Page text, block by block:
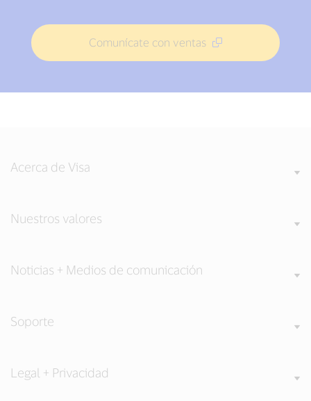
Comunícate con ventas
Acerca de Visa
Nuestros valores
Noticias + Medios de comunicación
Soporte
Legal + Privacidad